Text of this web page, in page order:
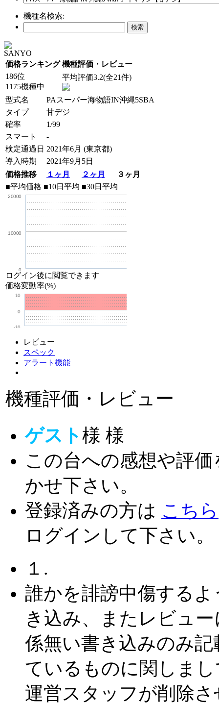
機種名検索:
SANYO
価格ランキング 機種評価・レビュー
186位
1175機種中
平均評価3.2(全21件)
型式名
PAスーパー海物語IN沖縄5SBA
タイプ
甘デジ
確率
1/99
スマート
-
検定通過日 2021年6月 (東京都)
導入時期
2021年9月5日
価格推移
１ヶ月 ２ヶ月
３ヶ月
■平均価格 ■10日平均 ■30日平均
0
10000
20000
ログイン後に閲覧できます
価格変動率(%)
-10
0
10
レビュー
スペック
アラート機能
機種評価・レビュー
ゲスト様 様
この台への感想や評価
かせ下さい。
登録済みの方は こちら
ログインして下さい。
１.
誰かを誹謗中傷するよ
き込み、またレビュー
係無い書き込みのみ記
ているものに関しま
運営スタッフが削除さ